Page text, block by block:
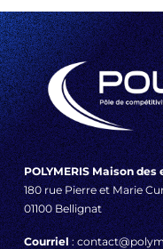
POLYMERIS Maison
180 rue Pierre et Marie
01100 Bellignat
Courriel: